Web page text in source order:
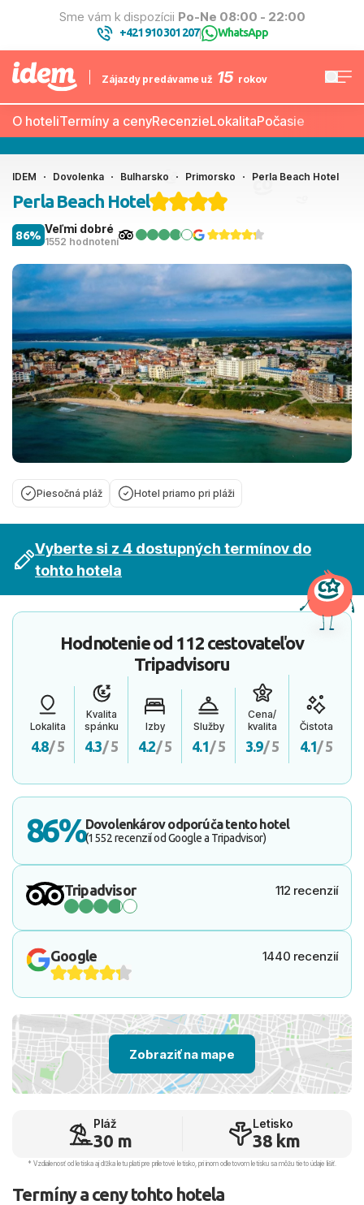
Sme vám k dispozícii Po-Ne 08:00 - 22:00
+421 910 301 207| WhatsApp
Zájazdy predávame už 15 rokov
O hoteliTermíny a cenyRecenzieLokalitaPočasie
IDEM Dovolenka Bulharsko Primorsko Perla Beach Hotel
Perla Beach Hotel
Veľmi dobré
1552 hodnotení
86%
Piesočná pláž Hotel priamo pri pláži
Vyberte si z 4 dostupných termínov do
tohto hotela
Hodnotenie od 112 cestovateľov
Tripadvisoru
Lokalita
4.8/ 5
Kvalita
spánku
4.3/ 5
Izby
4.2/ 5
Služby
4.1/ 5
Cena/
kvalita
3.9/ 5
Čistota
4.1/ 5
86%Dovolenkárov odporúča tento hotel
(1552 recenzií od Google a Tripadvisor)
Tripadvisor 112 recenzií
Google 1440 recenzií
Zobraziť na mape
Pláž
30 m
Letisko
38 km
* Vzdialenosť od letiska aj dľžka letu platí pre príletové letisko, pri inom odletovom letisku sa môžu tieto údaje líšiť.
Termíny a ceny tohto hotela